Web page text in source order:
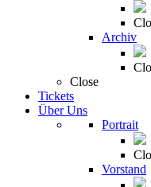
Archiv
Close
Tickets
Über Uns
Portrait
Vorstand